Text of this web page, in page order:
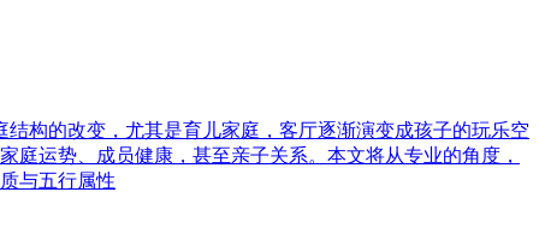
构的改变，尤其是育儿家庭，客厅逐渐演变成孩子的玩乐空
运势、成员健康，甚至亲子关系。本文将从专业的角度，
与五行属性